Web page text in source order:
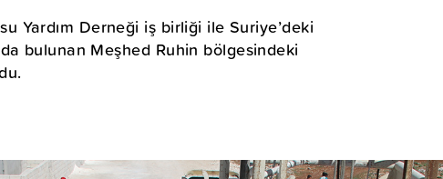
Yardım Derneği iş birliği ile Suriye’deki
bulunan Meşhed Ruhin bölgesindeki